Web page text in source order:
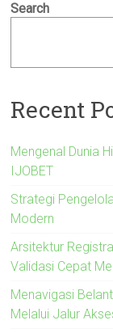
Search
Recent
Mengenal Dunia
IJOBET
Strategi
Modern
Arsitektur
Validasi Cepat
Menavigasi
Melalui Jalur